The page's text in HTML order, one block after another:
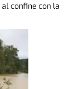
al confine con la